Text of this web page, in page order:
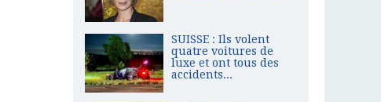
SUISSE : Ils volent
quatre voitures de
luxe et ont tous des
accidents...